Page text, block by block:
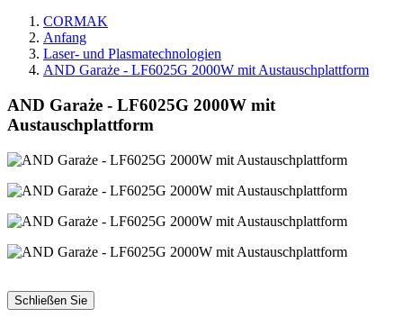
CORMAK
Anfang
Laser- und Plasmatechnologien
AND Garaże - LF6025G 2000W mit Austauschplattform
AND Garaże - LF6025G 2000W mit
Austauschplattform
Schließen Sie